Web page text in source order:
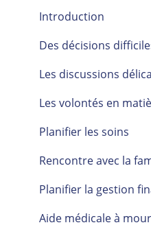
Introduction
Des décisions
Les discussions
Les volontés en
Planifier les soins
Rencontre avec la
Planifier la gestion
Aide médicale à